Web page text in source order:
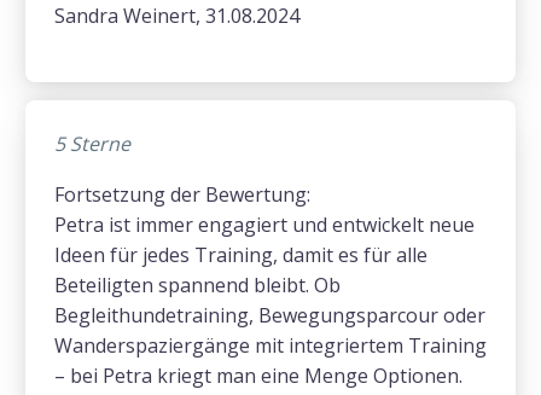
Sandra Weinert, 31.08.2024
5 Sterne
Fortsetzung der Bewertung:
Petra ist immer engagiert und entwickelt neue
Ideen für jedes Training, damit es für alle
Beteiligten spannend bleibt. Ob
Begleithundetraining, Bewegungsparcour oder
Wanderspaziergänge mit integriertem Training
– bei Petra kriegt man eine Menge Optionen.